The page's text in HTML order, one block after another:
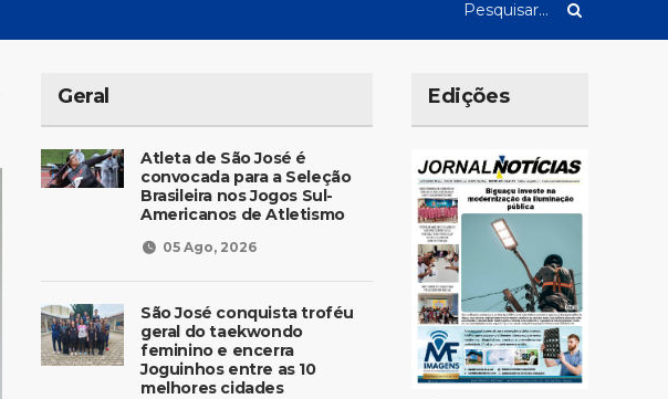
Geral
Atleta de São José é
convocada para a Seleção
Brasileira nos Jogos Sul-
Americanos de Atletismo
05 Ago, 2026
São José conquista troféu
geral do taekwondo
feminino e encerra
Joguinhos entre as 10
melhores cidades
Edições